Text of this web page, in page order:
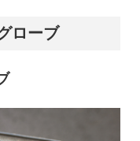
ローブ